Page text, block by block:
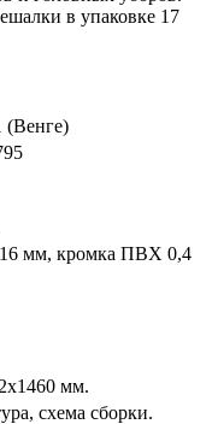
в упаковке 17
мм, кромка ПВХ 0,4
мм.
схема сборки.